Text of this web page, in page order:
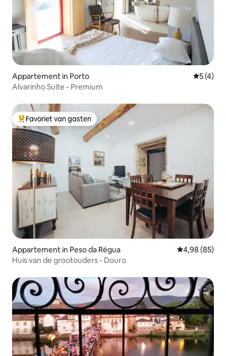
Appartement in Porto
5 (4)
Alvarinho Suite - Premium
Topfavoriet van gasten
Favoriet van gasten
Appartement in Peso da Régua Gemiddelde
4,98 (85)
Huis van de grootouders - Douro